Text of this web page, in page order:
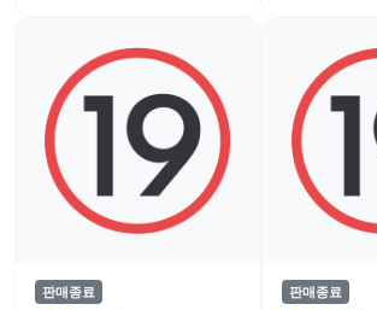
판매종료 판매종료